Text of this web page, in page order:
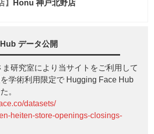
】 Honu 神戸北野店
データ公開
研究室により当サイトをご利用して
学術利用限定で Hugging Face Hub
。
datasets/
heiten-store-openings-closings-